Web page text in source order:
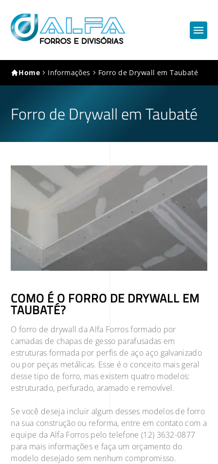
Home Informações Forro de Drywall em Taubaté
Forro de Drywall em Taubaté
COMO É O FORRO DE DRYWALL EM
TAUBATÉ?
O forro de drywall da Alfa Forros formado por
camadas de chapas de gesso parafusadas em
estruturas formada por perfis de aço aço galvanizado
ou por peças metálicas. Esse é o conceito mais geral
desse tipo de forro, mas existem quatro modelos:
estruturado, perfurado, aramado e removível.
Se você deseja incluir algum desses modelos de forro
na sua construção ou reforma, entre em contato com a
equipe da Alfa Forros pelo telefone (12) 3632-0877
para mais informações e faça um orçamento do
modelo desejado sem nenhum compromisso.